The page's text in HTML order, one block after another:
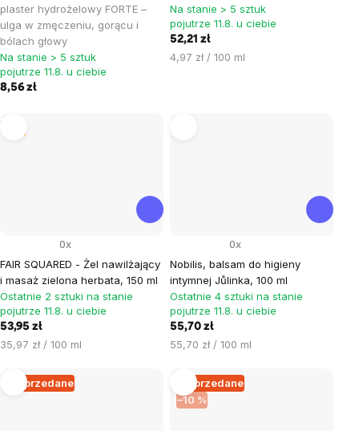
plaster hydrożelowy FORTE –
ulga w zmęczeniu, gorącu i
bólach głowy
Na stanie > 5 sztuk
pojutrze 11.8. u ciebie
8,56 zł
Na stanie > 5 sztuk
pojutrze 11.8. u ciebie
52,21 zł
Cena
4,97 zł / 100 ml
FAIR SQUARED - Żel nawilżający
i masaż zielona herbata, 150 ml
0x
Ostatnie 2 sztuki na stanie
pojutrze 11.8. u ciebie
53,95 zł
Cena
35,97 zł / 100 ml
Nobilis, balsam do higieny
intymnej Jůlinka, 100 ml
0x
Ostatnie 4 sztuki na stanie
pojutrze 11.8. u ciebie
55,70 zł
Cena
55,70 zł / 100 ml
Wyprzedane
Wyprzedane
–10 %